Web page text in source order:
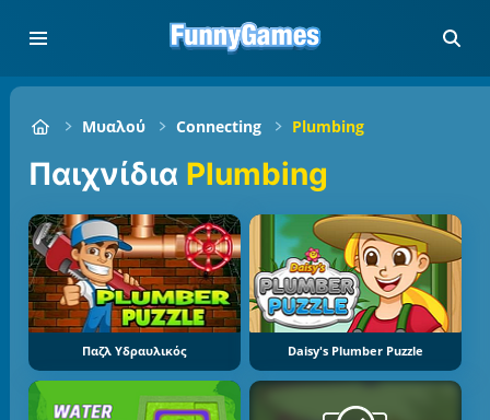
Μυαλού Connecting Plumbing
Παιχνίδια Plumbing
Παζλ Υδραυλικός Daisy's Plumber Puzzle